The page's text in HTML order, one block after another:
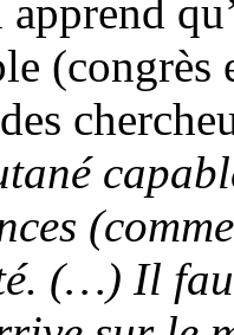
(congrès
(…) Il